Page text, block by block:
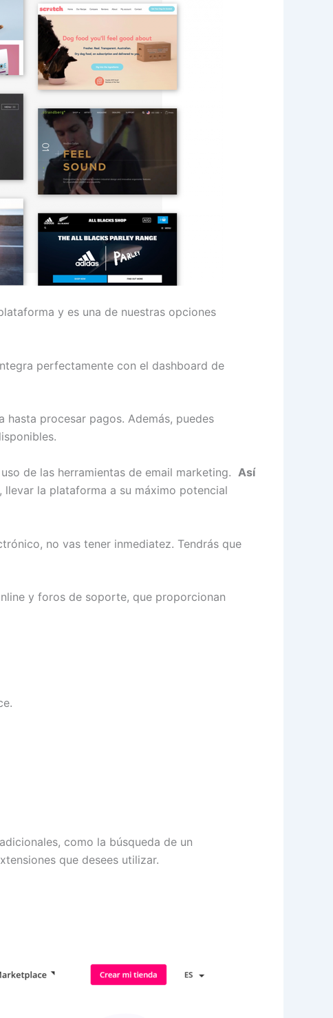
y es una de nuestras opciones
perfectamente con el dashboard de
procesar pagos. Además, puedes
de las herramientas de email marketing. Así
llevar la plataforma a su máximo potencial
no vas tener inmediatez. Tendrás que
y foros de soporte, que proporcionan
como la búsqueda de un
que desees utilizar.